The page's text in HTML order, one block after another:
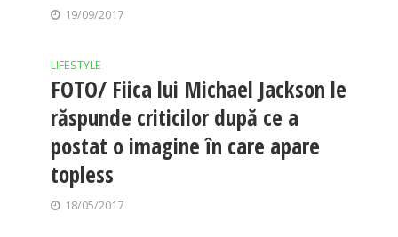
19/09/2017
LIFESTYLE
FOTO/ Fiica lui Michael Jackson le
răspunde criticilor după ce a
postat o imagine în care apare
topless
18/05/2017